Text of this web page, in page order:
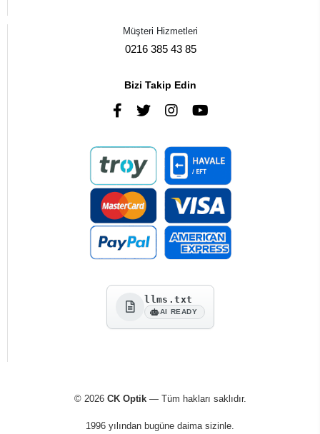
Müşteri Hizmetleri
0216 385 43 85
Bizi Takip Edin
llms.txt
AI READY
© 2026 CK Optik— Tüm hakları saklıdır.
1996 yılından bugüne daima sizinle.